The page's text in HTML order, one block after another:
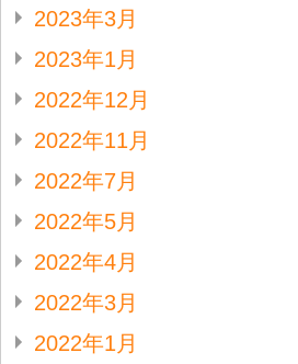
2023年3月
2023年1月
2022年12月
2022年11月
2022年7月
2022年5月
2022年4月
2022年3月
2022年1月